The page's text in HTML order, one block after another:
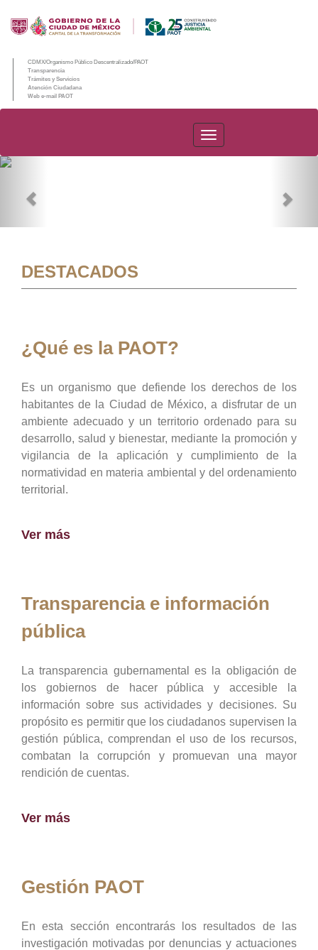
CDMX/Organismo Público Descentralizado/PAOT
Transparencia
Trámites y Servicios
Atención Ciudadana
Web e-mail PAOT
PAOT
DESTACADOS
¿Qué es la PAOT?
Es un organismo que defiende los derechos de los
habitantes de la Ciudad de México, a disfrutar de un
ambiente adecuado y un territorio ordenado para su
desarrollo, salud y bienestar, mediante la promoción y
vigilancia de la aplicación y cumplimiento de la
normatividad en materia ambiental y del ordenamiento
territorial.
Ver más
Transparencia e información
pública
La transparencia gubernamental es la obligación de
los gobiernos de hacer pública y accesible la
información sobre sus actividades y decisiones. Su
propósito es permitir que los ciudadanos supervisen la
gestión pública, comprendan el uso de los recursos,
combatan la corrupción y promuevan una mayor
rendición de cuentas.
Ver más
Gestión PAOT
En esta sección encontrarás los resultados de las
investigación motivadas por denuncias y actuaciones